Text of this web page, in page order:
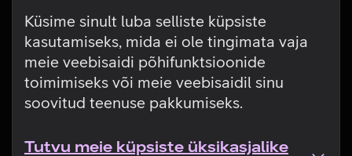
Küsime sinult luba selliste küpsiste
kasutamiseks, mida ei ole tingimata vaja
meie veebisaidi põhifunktsioonide
toimimiseks või meie veebisaidil sinu
soovitud teenuse pakkumiseks.
Tutvu meie küpsiste üksikasjalike
Tehniline viga